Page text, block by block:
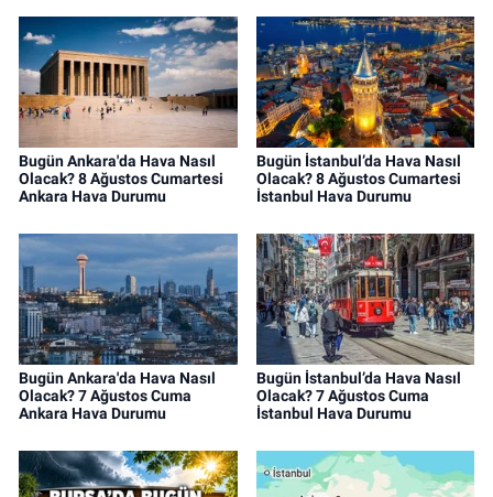
Bugün Ankara'da Hava Nasıl
Olacak? 8 Ağustos Cumartesi
Ankara Hava Durumu
Bugün İstanbul’da Hava Nasıl
Olacak? 8 Ağustos Cumartesi
İstanbul Hava Durumu
Bugün Ankara'da Hava Nasıl
Olacak? 7 Ağustos Cuma
Ankara Hava Durumu
Bugün İstanbul’da Hava Nasıl
Olacak? 7 Ağustos Cuma
İstanbul Hava Durumu